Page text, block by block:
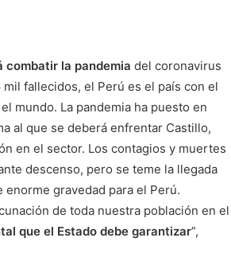
combatir la pandemiadel coronavirus
fallecidos, el Perú es el país con el
mundo. La pandemia ha puesto en
al que se deberá enfrentar Castillo,
en el sector. Los contagios y muertes
descenso, pero se teme la llegada
gravedad para el Perú.
de toda nuestra población en el
que el Estado debe garantizar”,